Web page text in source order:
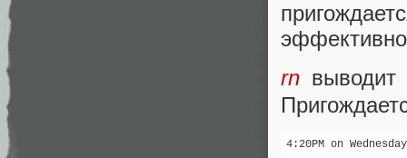
rn
4:20PM on